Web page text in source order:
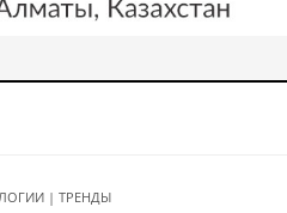
| ТРЕНДЫ